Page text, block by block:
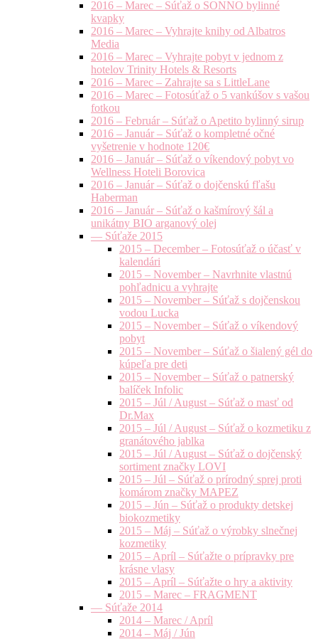
2016 – Marec – Súťaž o SONNO bylinné
kvapky
2016 – Marec – Vyhrajte knihy od Albatros
Media
2016 – Marec – Vyhrajte pobyt v jednom z
hotelov Trinity Hotels & Resorts
2016 – Marec – Zahrajte sa s LittleLane
2016 – Marec – Fotosúťaž o 5 vankúšov s vašou
fotkou
2016 – Február – Súťaž o Apetito bylinný sirup
2016 – Január – Súťaž o kompletné očné
vyšetrenie v hodnote 120€
2016 – Január – Súťaž o víkendový pobyt vo
Wellness Hoteli Borovica
2016 – Január – Súťaž o dojčenskú fľašu
Haberman
2016 – Január – Súťaž o kašmírový šál a
unikátny BIO arganový olej
— Súťaže 2015
2015 – December – Fotosúťaž o účasť v
kalendári
2015 – November – Navrhnite vlastnú
pohľadnicu a vyhrajte
2015 – November – Súťaž s dojčenskou
vodou Lucka
2015 – November – Súťaž o víkendový
pobyt
2015 – November – Súťaž o šialený gél do
kúpeľa pre deti
2015 – November – Súťaž o patnerský
balíček Infolic
2015 – Júl / August – Súťaž o masť od
Dr.Max
2015 – Júl / August – Súťaž o kozmetiku z
granátového jablka
2015 – Júl / August – Súťaž o dojčenský
sortiment značky LOVI
2015 – Júl – Súťaž o prírodný sprej proti
komárom značky MAPEZ
2015 – Jún – Súťaž o produkty detskej
biokozmetiky
2015 – Máj – Súťaž o výrobky slnečnej
kozmetiky
2015 – Apríl – Súťažte o prípravky pre
krásne vlasy
2015 – Apríl – Súťažte o hry a aktivity
2015 – Marec – FRAGMENT
— Súťaže 2014
2014 – Marec / Apríl
2014 – Máj / Jún